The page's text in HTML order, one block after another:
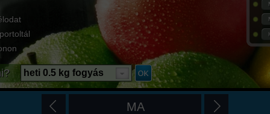
heti 0.5 kg fogyás
MA